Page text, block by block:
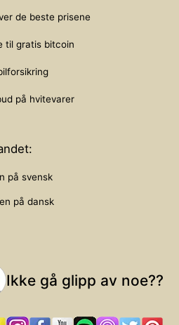
de beste prisene
til gratis bitcoin
på hvitevarer
på svensk
på dansk
Ikke gå glipp av noe??